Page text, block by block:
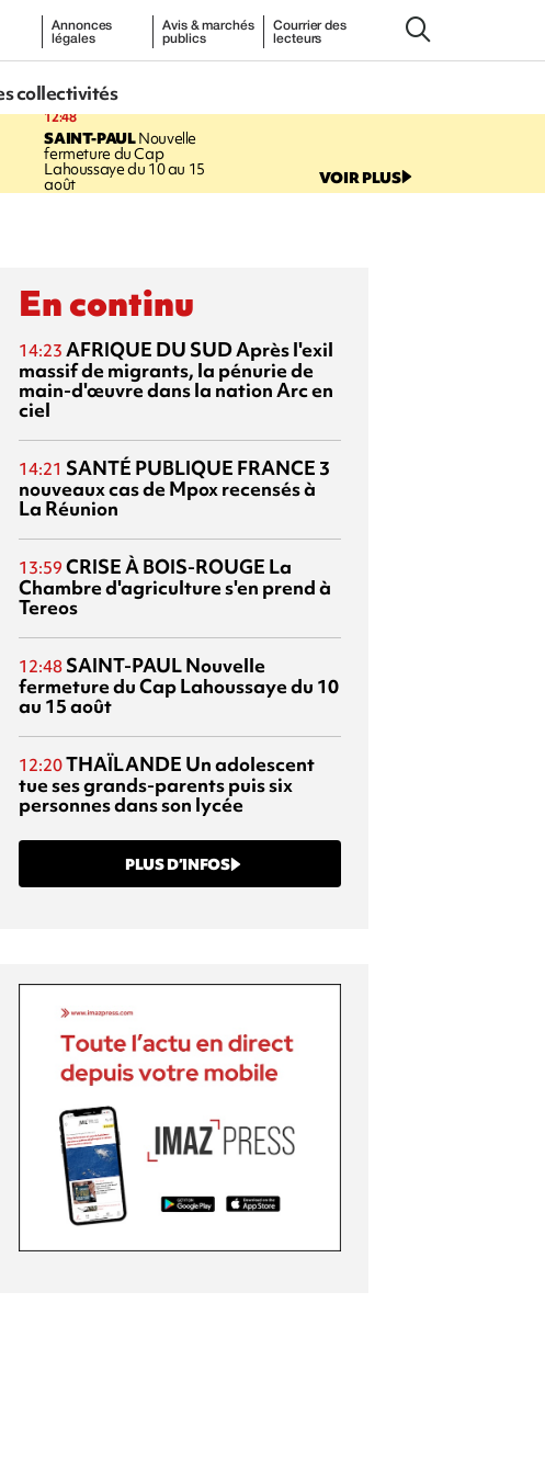
Annonces
légales
Avis & marchés
publics
Courrier des
lecteurs
collectivités
12:48
SAINT-PAULNouvelle
fermeture du Cap
Lahoussaye du 10 au 15
août VOIR PLUS
En continu
14:23 AFRIQUE DU SUDAprès l'exil
massif de migrants, la pénurie de
main-d'œuvre dans la nation Arc en
ciel
14:21 SANTÉ PUBLIQUE FRANCE 3
nouveaux cas de Mpox recensés à
La Réunion
13:59 CRISE À BOIS-ROUGE La
Chambre d'agriculture s'en prend à
Tereos
12:48 SAINT-PAULNouvelle
fermeture du Cap Lahoussaye du 10
au 15 août
12:20THAÏLANDE Un adolescent
tue ses grands-parents puis six
personnes dans son lycée
PLUS D’INFOS